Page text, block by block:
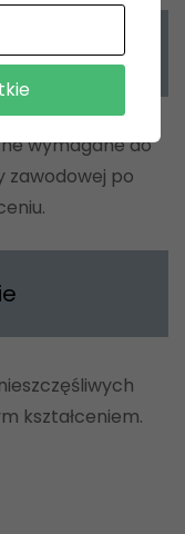
wymagane do
zawodowej po
kształceniem.